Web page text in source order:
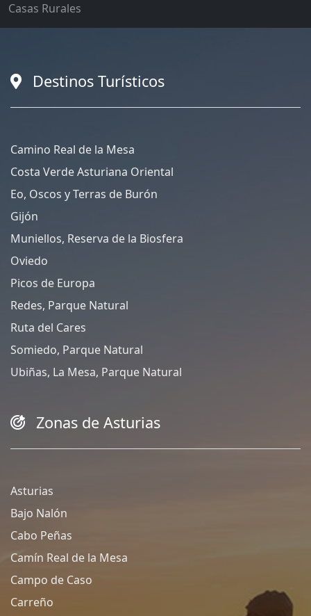
Casas Rurales
Destinos Turísticos
Camino Real de la Mesa
Costa Verde Asturiana Oriental
Eo, Oscos y Terras de Burón
Gijón
Muniellos, Reserva de la Biosfera
Oviedo
Picos de Europa
Redes, Parque Natural
Ruta del Cares
Somiedo, Parque Natural
Ubiñas, La Mesa, Parque Natural
Zonas de Asturias
Asturias
Bajo Nalón
Cabo Peñas
Camín Real de la Mesa
Campo de Caso
Carreño